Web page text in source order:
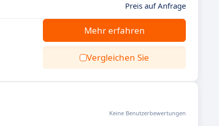
Preis auf Anfrage
Mehr erfahren
Vergleichen Sie
Keine Benutzerbewertungen